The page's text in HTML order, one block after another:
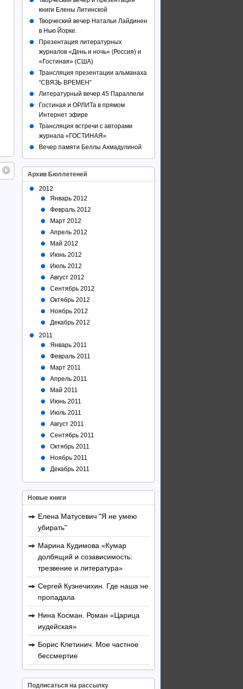
книги Елены Литинской
Творческий вечер Натальи Лайдинен
в Нью Йорке.
Презентация литературных
журналов «День и ночь» (Россия) и
«Гостиная» (США)
Трансляция презентации альманаха
“СВЯЗЬ ВРЕМЕН”
Литературный вечер 45 Параллели
Гостиная и ОРЛИТа в прямом
Интернет эфире
Трансляция встречи с авторами
журнала «ГОСТИНАЯ»
Вечер памяти Беллы Ахмадулиной
Архив Бюллетеней
2012
Январь 2012
Февраль 2012
Март 2012
Апрель 2012
Май 2012
Июнь 2012
Июль 2012
Август 2012
Сентябрь 2012
Октябрь 2012
Ноябрь 2012
Декабрь 2012
2011
Январь 2011
Февраль 2011
Март 2011
Апрель 2011
Май 2011
Июнь 2011
Июль 2011
Август 2011
Сентябрь 2011
Октябрь 2011
Ноябрь 2011
Декабрь 2011
Новые книги
Елена Матусевич "Я не умею
убирать"
Марина Кудимова «Кумар
долбящий и созависимость:
трезвение и литература»
Сергей Кузнечихин. Где наша не
пропадала
Нина Косман. Роман «Царица
иудейская»
Борис Клетинич. Мое частное
бессмертие
Подписаться на рассылку